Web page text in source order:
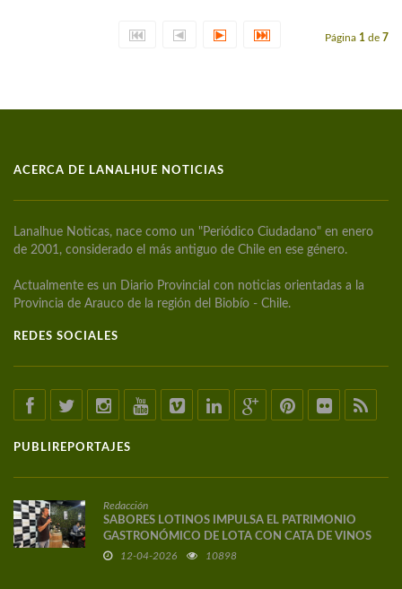
Página 1 de 7
ACERCA DE LANALHUE NOTICIAS
Lanalhue Noticas, nace como un "Periódico Ciudadano" en enero
de 2001, considerado el más antiguo de Chile en ese género.
Actualmente es un Diario Provincial con noticias orientadas a la
Provincia de Arauco de la región del Biobío - Chile.
REDES SOCIALES
PUBLIREPORTAJES
Redacción
SABORES LOTINOS IMPULSA EL PATRIMONIO
GASTRONÓMICO DE LOTA CON CATA DE VINOS
DE AUTOR
12-04-2026 10898